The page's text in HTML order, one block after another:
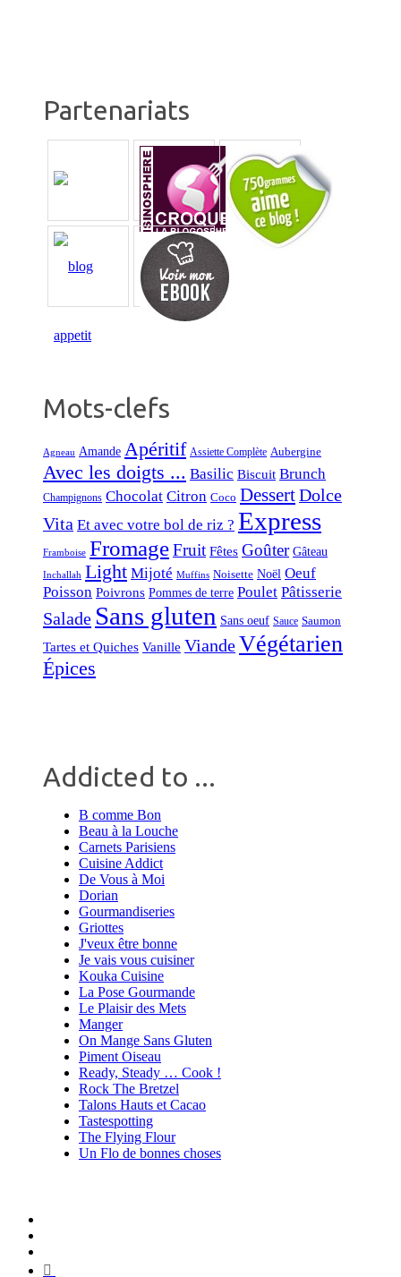
Partenariats
Mots-clefs
Agneau Amande Apéritif Assiette Complète Aubergine
Avec les doigts ... Basilic Biscuit Brunch
Champignons Chocolat Citron Coco DessertDolce
Vita Et avec votre bol de riz ? Express
Framboise FromageFruit Fêtes Goûter Gâteau
Inchallah Light Mijoté Muffins Noisette Noël Oeuf
Poisson Poivrons Pommes de terre Poulet Pâtisserie
Salade Sans gluten Sans oeuf Sauce Saumon
Tartes et Quiches Vanille ViandeVégétarien
Épices
Addicted to ...
B comme Bon
Beau à la Louche
Carnets Parisiens
Cuisine Addict
De Vous à Moi
Dorian
Gourmandiseries
Griottes
J'veux être bonne
Je vais vous cuisiner
Kouka Cuisine
La Pose Gourmande
Le Plaisir des Mets
Manger
On Mange Sans Gluten
Piment Oiseau
Ready, Steady … Cook !
Rock The Bretzel
Talons Hauts et Cacao
Tastespotting
The Flying Flour
Un Flo de bonnes choses